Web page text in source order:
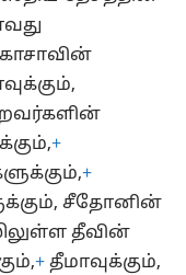
காசாவின்
+
+
சீதோனின்
தீவின்
+ தீமாவுக்கும்,